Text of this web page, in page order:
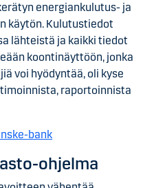
energiankulutus- ja
käytön. Kulutustiedot
lähteistä ja kaikki tiedot
koontinäyttöön, jonka
voi hyödyntää, oli kyse
raportoinnista
bank
ohjelma